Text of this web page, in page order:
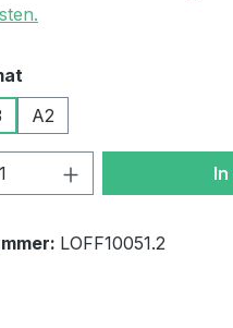
A2
Anzahl: Gib
LOFF10051.2